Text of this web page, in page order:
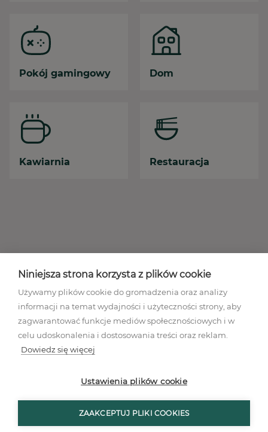
Pokój gamingowy Dom
Kawiarnia Restauracja
Polityka prywatności
Mapa stron
Ustawienia plików cookies
Niniejsza strona korzysta z plików cookie
Używamy plików cookie do gromadzenia oraz analizy
informacji na temat wydajności i użyteczności strony, aby
zagwarantować funkcje mediów społecznościowych i w
celu udoskonalenia i dostosowania treści oraz reklam.
Dowiedz się więcej
Ustawienia plików cookie
ZAAKCEPTUJ PLIKI COOKIES